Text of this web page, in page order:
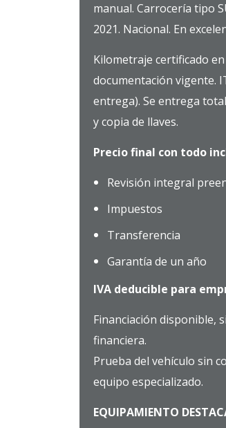
manual. Carrocería tipo
2021. Nacional. En
Kilometraje certificado
documentación vigente.
entrega). Se entrega
y copia de llaves.
Precio final con todo
Revisión integral
Impuestos
Transferencia
Garantía de un año
IVA deducible para
Financiación disponible,
financiera.
Prueba del vehículo sin
equipo especializado.
EQUIPAMIENTO